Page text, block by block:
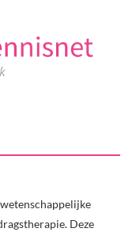
Deze